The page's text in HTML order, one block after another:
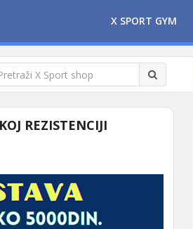
X SPORT GYM
REZISTENCIJI